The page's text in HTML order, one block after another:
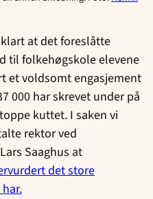
at det foreslåtte
til folkehøgskole elevene
et voldsomt engasjement
000 har skrevet under på
kuttet. I saken vi
rektor ved
Saaghus at
det store